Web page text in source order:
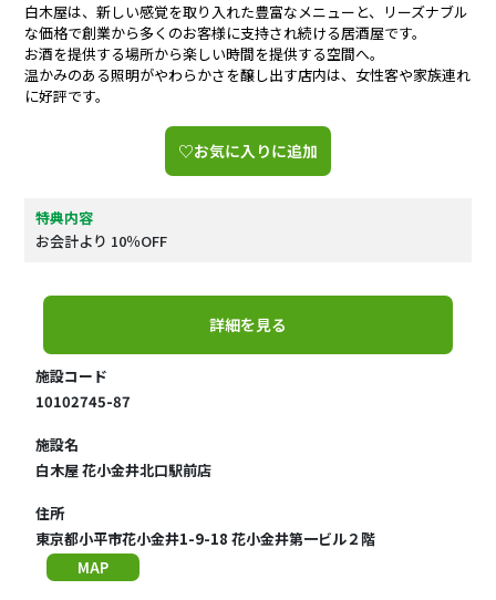
白木屋は、新しい感覚を取り入れた豊富なメニューと、リーズナブル
な価格で創業から多くのお客様に支持され続ける居酒屋です。
お酒を提供する場所から楽しい時間を提供する空間へ。
温かみのある照明がやわらかさを醸し出す店内は、女性客や家族連れ
に好評です。
♡お気に入りに追加
特典内容
お会計より 10％OFF
詳細を見る
施設コード
10102745-87
施設名
白木屋 花小金井北口駅前店
住所
東京都小平市花小金井1-9-18 花小金井第一ビル２階
MAP